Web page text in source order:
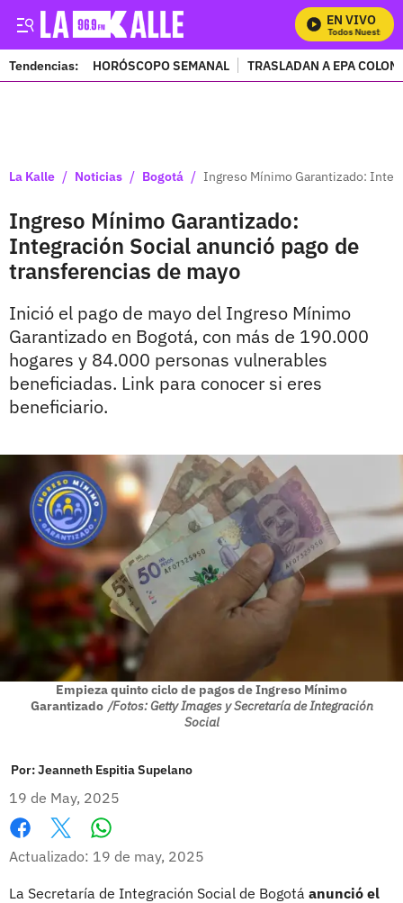
EN VIVO
Mira Todos Nuestros
Tendencias: HORÓSCOPO SEMANAL TRASLADAN A EPA
La Kalle / Noticias / Bogotá / Ingreso Mínimo Garantizado:
Ingreso Mínimo Garantizado:
Integración Social anunció pago de
transferencias de mayo
Inició el pago de mayo del Ingreso Mínimo
Garantizado en Bogotá, con más de 190.000
hogares y 84.000 personas vulnerables
beneficiadas. Link para conocer si eres
beneficiario.
Empieza quinto ciclo de pagos de Ingreso Mínimo
Garantizado /Fotos: Getty Images y Secretaría de Integración
Social
Por:Jeanneth Espitia Supelano
19 de May, 2025
Facebook
X
Actualizado: 19 de may, 2025
La Secretaría de Integración Social de Bogotá anunció el